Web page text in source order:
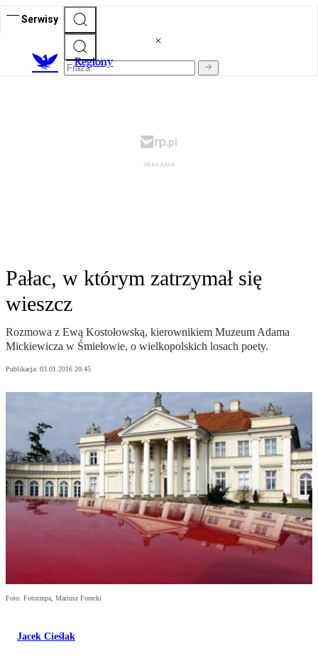
Serwisy
Regiony
Pałac, w którym zatrzymał się
wieszcz
Rozmowa z Ewą Kostołowską, kierownikiem Muzeum Adama
Mickiewicza w Śmiełowie, o wielkopolskich losach poety.
Publikacja: 03.01.2016 20:45
Foto: Fotorzepa, Mariusz Forecki
Jacek Cieślak